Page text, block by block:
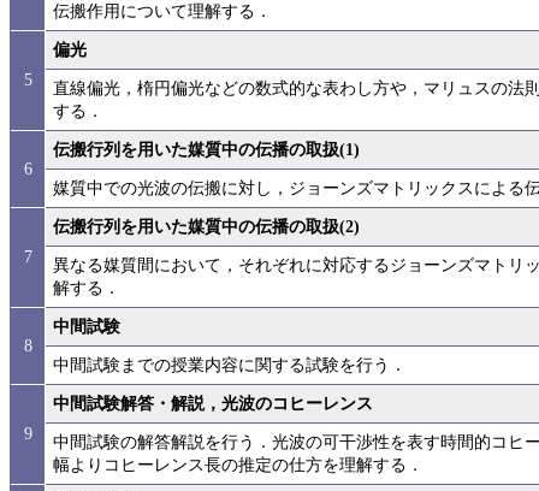
伝搬作用について理解する．
5
偏光
直線偏光，楕円偏光などの数式的な表わし方や，マリュスの法
する．
6
伝搬行列を用いた媒質中の伝播の取扱(1)
媒質中での光波の伝搬に対し，ジョーンズマトリックスによる
7
伝搬行列を用いた媒質中の伝播の取扱(2)
異なる媒質間において，それぞれに対応するジョーンズマトリ
解する．
8
中間試験
中間試験までの授業内容に関する試験を行う．
9
中間試験解答・解説，光波のコヒーレンス
中間試験の解答解説を行う．光波の可干渉性を表す時間的コヒ
幅よりコヒーレンス長の推定の仕方を理解する．